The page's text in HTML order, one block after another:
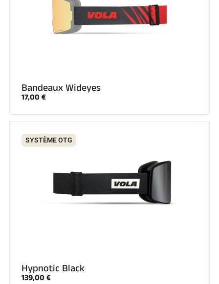
Bandeaux Wideyes
17,00 €
SYSTÈME OTG
Hypnotic Black
139,00 €